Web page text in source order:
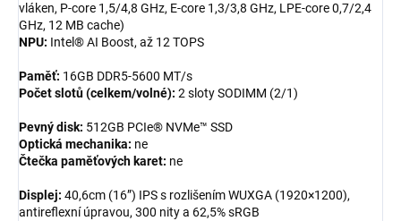
vláken, P-core 1,5/4,8 GHz, E-core 1,3/3,8 GHz, LPE-core 0,7/2,4
GHz, 12 MB cache)
NPU: Intel® AI Boost, až 12 TOPS
Paměť: 16GB DDR5-5600 MT/s
Počet slotů (celkem/volné): 2 sloty SODIMM (2/1)
Pevný disk: 512GB PCIe® NVMe™ SSD
Optická mechanika: ne
Čtečka paměťových karet: ne
Displej: 40,6cm (16”) IPS s rozlišením WUXGA (1920×1200),
antireflexní úpravou, 300 nity a 62,5% sRGB